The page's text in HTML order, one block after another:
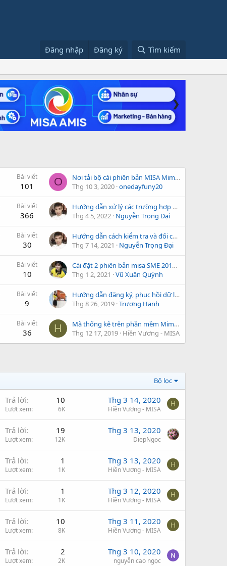
Đăng nhập Đăng ký Tìm kiếm
❯
Bài viết
101 O
Nơi tải bộ cài phiên bản MISA Mimosa.NET cũ hơn và MISA Mimosa.NET X1
Thg 10 3, 2020 onedayfuny20
Bài viết
366
Hướng dẫn xử lý các trường hợp ghi sổ chứng từ báo lỗi
Thg 4 5, 2022 Nguyễn Trọng Đại
Bài viết
30
Hướng dẫn cách kiểm tra và đối chiếu số liệu trên mẫu số 01
Thg 7 14, 2021
Nguyễn Trọng Đại
Bài viết
10
Cài đặt 2 phiên bản misa SME 2017 bản R38 và R43 trên một máy tinh
Thg 1 2, 2021
Vũ Xuân Quỳnh
Bài viết
9
Hướng dẫn đăng ký, phục hồi dữ liệu trên phần mềm MISA Mimosa.NET 2019
Thg 8 26, 2019 Trương Hạnh
Bài viết
36 H
Mã thống kê trên phần mềm Mimosa 2019
Thg 12 17, 2019 Hiền Vương - MISA
Bộ lọc
Trả lời 10
Lượt xem 6K
Thg 3 14, 2020
Hiền Vương - MISA
H
Trả lời 19
Lượt xem 12K
Thg 3 13, 2020
DiepNgoc
Trả lời 1
Lượt xem 1K
Thg 3 13, 2020
Hiền Vương - MISA
H
Trả lời 1
Lượt xem 1K
Thg 3 12, 2020
Hiền Vương - MISA
H
Trả lời 10
Lượt xem 8K
Thg 3 11, 2020
Hiền Vương - MISA
H
Trả lời 2
Lượt xem 2K
Thg 3 10, 2020
nguyễn cao ngọc